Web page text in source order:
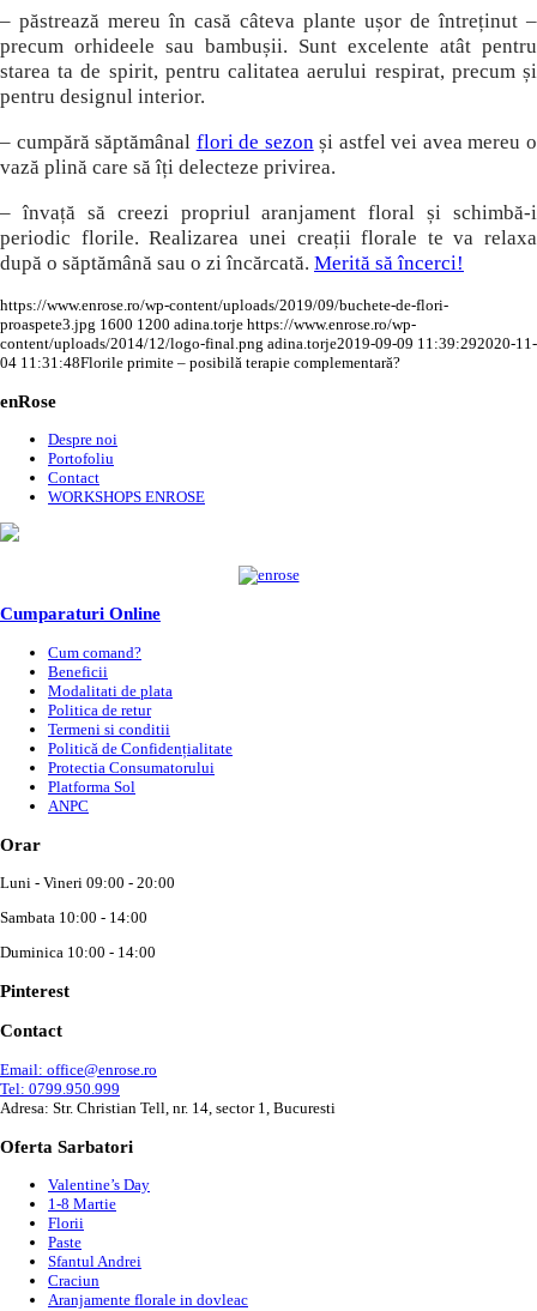
– păstrează mereu în casă câteva plante ușor de întreținut –
precum orhideele sau bambușii. Sunt excelente atât pentru
starea ta de spirit, pentru calitatea aerului respirat, precum și
pentru designul interior.
– cumpără săptămânal flori de sezonși astfel vei avea mereu o
vază plină care să îți delecteze privirea.
– învață să creezi propriul aranjament floral și schimbă-i
periodic florile. Realizarea unei creații florale te va relaxa
după o săptămână sau o zi încărcată. Merită să încerci!
https://www.enrose.ro/wp-content/uploads/2019/09/buchete-de-flori-
proaspete3.jpg 1600 1200 adina.torje https://www.enrose.ro/wp-
content/uploads/2014/12/logo-final.png adina.torje2019-09-09 11:39:292020-11-
04 11:31:48Florile primite – posibilă terapie complementară?
enRose
Despre noi
Portofoliu
Contact
WORKSHOPS ENROSE
Cumparaturi Online
Cum comand?
Beneficii
Modalitati de plata
Politica de retur
Termeni si conditii
Politică de Confidențialitate
Protectia Consumatorului
Platforma Sol
ANPC
Orar
Luni - Vineri 09:00 - 20:00
Sambata 10:00 - 14:00
Duminica 10:00 - 14:00
Pinterest
Contact
Email: office@enrose.ro
Tel: 0799.950.999
Adresa: Str. Christian Tell, nr. 14, sector 1, Bucuresti
Oferta Sarbatori
Valentine’s Day
1-8 Martie
Florii
Paste
Sfantul Andrei
Craciun
Aranjamente florale in dovleac